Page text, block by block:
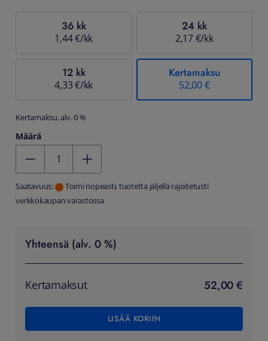
36 kk
1,44 €/kk
24 kk
2,17 €/kk
12 kk
4,33 €/kk
Kertamaksu
52,00 €
Kertamaksu, alv. 0 %
Määrä
Saatavuus:
Toimi nopeasti, tuotetta jäljellä rajoitetusti
verkkokaupan varastossa
Yhteensä (alv. 0 %)
Kertamaksut 52,00 €
LISÄÄ KORIIN